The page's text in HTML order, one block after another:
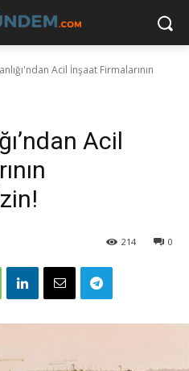
Acil İnşaat Firmalarının
Acil
0
214